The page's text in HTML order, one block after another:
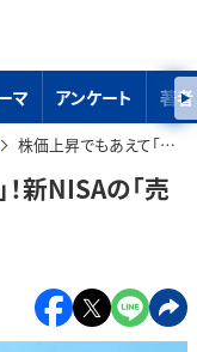
マ アンケート 著者
株価上昇でもあえて「売らない」！新NISAの「売り方」戦略
新NISAの「売